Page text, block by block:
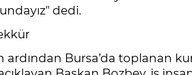
dedi.
ardından Bursa’da toplanan